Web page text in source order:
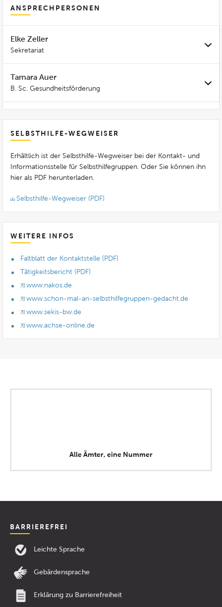
ANSPRECHPERSONEN
Elke Zeller
Sekretariat
Tamara Auer
B. Sc. Gesundheitsförderung
SELBSTHILFE-WEGWEISER
Erhältlich ist der Selbsthilfe-Wegweiser bei der Kontakt- und
Informationsstelle für Selbsthilfegruppen. Oder Sie können ihn
hier als PDF herunterladen.
Selbsthilfe-Wegweiser (PDF)
WEITERE INFOS
Faltblatt der Kontaktstelle (PDF)
Tätigkeitsbericht (PDF)
www.nakos.de
www.schon-mal-an-selbsthilfegruppen-gedacht.de
www.sekis-bw.de
www.achse-online.de
Alle Ämter, eine Nummer
BARRIEREFREI
Leichte Sprache
Gebärdensprache
Erklärung zu Barrierefreiheit